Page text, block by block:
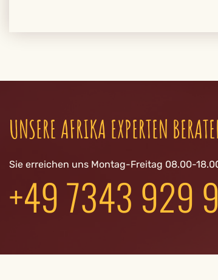
UNSERE AFRIKA EXPERTEN
Sie erreichen uns Montag-Freitag 08.00-
+49 7343 929